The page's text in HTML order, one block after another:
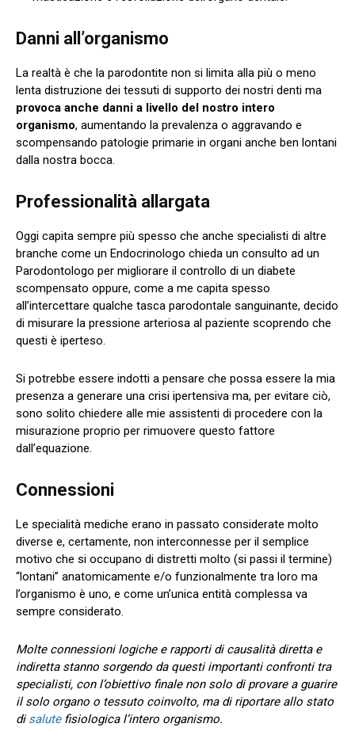
Danni all’organismo
La realtà è che la parodontite non si limita alla più o meno
lenta distruzione dei tessuti di supporto dei nostri denti ma
provoca anche danni a livello del nostro intero
organismo, aumentando la prevalenza o aggravando e
scompensando patologie primarie in organi anche ben lontani
dalla nostra bocca.
Professionalità allargata
Oggi capita sempre più spesso che anche specialisti di altre
branche come un Endocrinologo chieda un consulto ad un
Parodontologo per migliorare il controllo di un diabete
scompensato oppure, come a me capita spesso
all’intercettare qualche tasca parodontale sanguinante, decido
di misurare la pressione arteriosa al paziente scoprendo che
questi è iperteso.
Si potrebbe essere indotti a pensare che possa essere la mia
presenza a generare una crisi ipertensiva ma, per evitare ciò,
sono solito chiedere alle mie assistenti di procedere con la
misurazione proprio per rimuovere questo fattore
dall’equazione.
Connessioni
Le specialità mediche erano in passato considerate molto
diverse e, certamente, non interconnesse per il semplice
motivo che si occupano di distretti molto (si passi il termine)
“lontani” anatomicamente e/o funzionalmente tra loro ma
l’organismo è uno, e come un’unica entità complessa va
sempre considerato.
Molte connessioni logiche e rapporti di causalità diretta e
indiretta stanno sorgendo da questi importanti confronti tra
specialisti, con l’obiettivo finale non solo di provare a guarire
il solo organo o tessuto coinvolto, ma di riportare allo stato
di salutefisiologica l’intero organismo.